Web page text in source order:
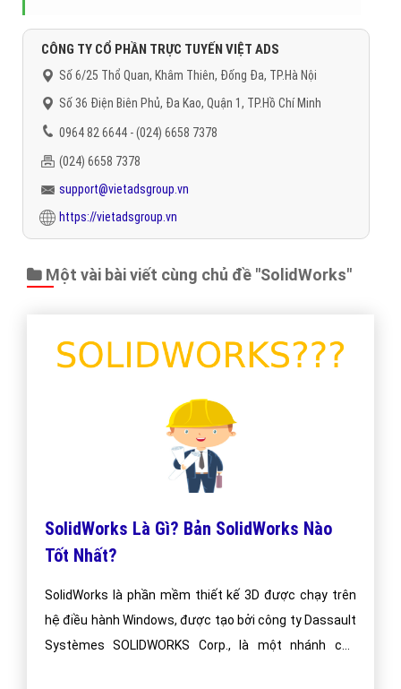
CÔNG TY CỔ PHẦN TRỰC TUYẾN VIỆT ADS
Số 6/25 Thổ Quan, Khâm Thiên, Đống Đa, TP.Hà Nội
Số 36 Điện Biên Phủ, Đa Kao, Quận 1, TP.Hồ Chí Minh
0964 82 6644 - (024) 6658 7378
(024) 6658 7378
support@vietadsgroup.vn
https://vietadsgroup.vn
Một vài bài viết cùng chủ đề "SolidWorks"
SolidWorks Là Gì? Bản SolidWorks Nào
Tốt Nhất?
SolidWorks là phần mềm thiết kế 3D được chạy trên
hệ điều hành Windows, được tạo bởi công ty Dassault
Systèmes SOLIDWORKS Corp., là một nhánh của